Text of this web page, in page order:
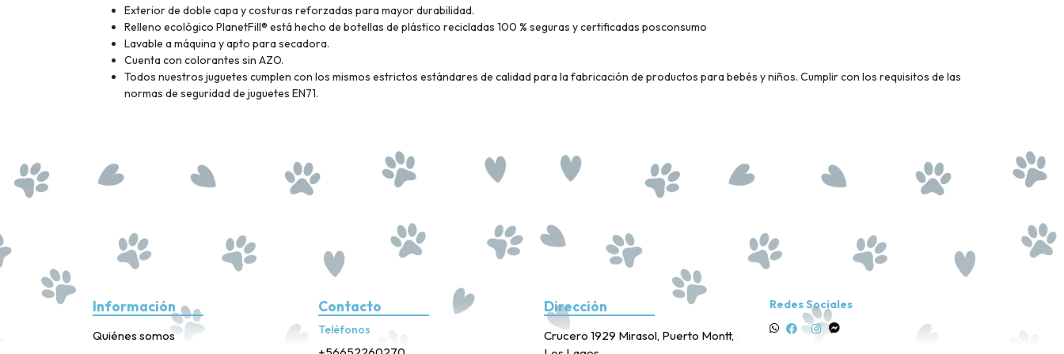
Exterior de doble capa y costuras reforzadas para mayor durabilidad.
Relleno ecológico PlanetFill® está hecho de botellas de plástico recicladas 100 % seguras y certificadas posconsumo
Lavable a máquina y apto para secadora.
Cuenta con colorantes sin AZO.
Todos nuestros juguetes cumplen con los mismos estrictos estándares de calidad para la fabricación de productos para bebés y niños. Cumplir con los requisitos de las
normas de seguridad de juguetes EN71.
Información
Quiénes somos
Contacto
Teléfonos
Dirección
Crucero 1929 Mirasol, Puerto Montt,
Redes Sociales